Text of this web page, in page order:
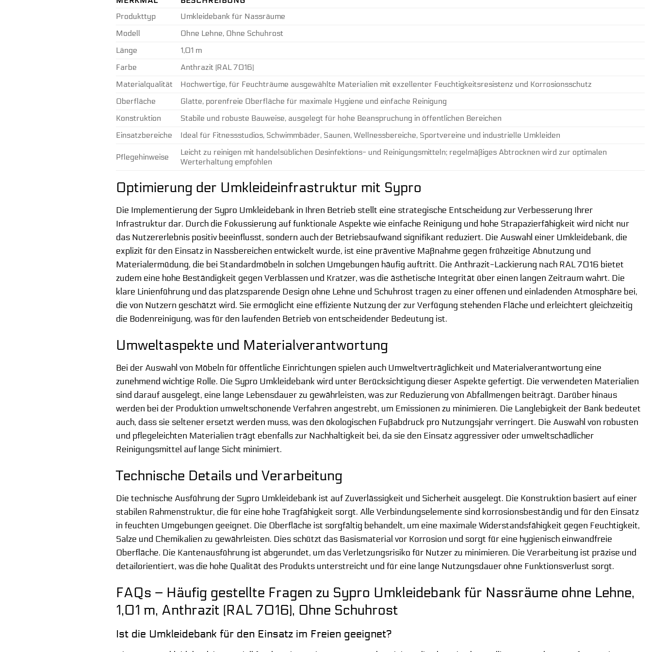
Produkttyp
Umkleidebank für Nassräume
Modell
Ohne Lehne, Ohne Schuhrost
Länge
1,01 m
Farbe
Anthrazit (RAL 7016)
Materialqualität
Hochwertige, für Feuchträume ausgewählte Materialien mit exzellenter Feuchtigkeitsresistenz und Korrosionsschutz
Oberfläche
Glatte, porenfreie Oberfläche für maximale Hygiene und einfache Reinigung
Konstruktion
Stabile und robuste Bauweise, ausgelegt für hohe Beanspruchung in öffentlichen Bereichen
Einsatzbereiche
Ideal für Fitnessstudios, Schwimmbäder, Saunen, Wellnessbereiche, Sportvereine und industrielle Umkleiden
Pflegehinweise
Leicht zu reinigen mit handelsüblichen Desinfektions- und Reinigungsmitteln; regelmäßiges Abtrocknen wird zur optimalen
Werterhaltung empfohlen
Optimierung der Umkleideinfrastruktur mit Sypro
Die Implementierung der Sypro Umkleidebank in Ihren Betrieb stellt eine strategische Entscheidung zur Verbesserung Ihrer
Infrastruktur dar. Durch die Fokussierung auf funktionale Aspekte wie einfache Reinigung und hohe Strapazierfähigkeit wird nicht nur
das Nutzererlebnis positiv beeinflusst, sondern auch der Betriebsaufwand signifikant reduziert. Die Auswahl einer Umkleidebank, die
explizit für den Einsatz in Nassbereichen entwickelt wurde, ist eine präventive Maßnahme gegen frühzeitige Abnutzung und
Materialermüdung, die bei Standardmöbeln in solchen Umgebungen häufig auftritt. Die Anthrazit-Lackierung nach RAL 7016 bietet
zudem eine hohe Beständigkeit gegen Verblassen und Kratzer, was die ästhetische Integrität über einen langen Zeitraum wahrt. Die
klare Linienführung und das platzsparende Design ohne Lehne und Schuhrost tragen zu einer offenen und einladenden Atmosphäre bei,
die von Nutzern geschätzt wird. Sie ermöglicht eine effiziente Nutzung der zur Verfügung stehenden Fläche und erleichtert gleichzeitig
die Bodenreinigung, was für den laufenden Betrieb von entscheidender Bedeutung ist.
Umweltaspekte und Materialverantwortung
Bei der Auswahl von Möbeln für öffentliche Einrichtungen spielen auch Umweltverträglichkeit und Materialverantwortung eine
zunehmend wichtige Rolle. Die Sypro Umkleidebank wird unter Berücksichtigung dieser Aspekte gefertigt. Die verwendeten Materialien
sind darauf ausgelegt, eine lange Lebensdauer zu gewährleisten, was zur Reduzierung von Abfallmengen beiträgt. Darüber hinaus
werden bei der Produktion umweltschonende Verfahren angestrebt, um Emissionen zu minimieren. Die Langlebigkeit der Bank bedeutet
auch, dass sie seltener ersetzt werden muss, was den ökologischen Fußabdruck pro Nutzungsjahr verringert. Die Auswahl von robusten
und pflegeleichten Materialien trägt ebenfalls zur Nachhaltigkeit bei, da sie den Einsatz aggressiver oder umweltschädlicher
Reinigungsmittel auf lange Sicht minimiert.
Technische Details und Verarbeitung
Die technische Ausführung der Sypro Umkleidebank ist auf Zuverlässigkeit und Sicherheit ausgelegt. Die Konstruktion basiert auf einer
stabilen Rahmenstruktur, die für eine hohe Tragfähigkeit sorgt. Alle Verbindungselemente sind korrosionsbeständig und für den Einsatz
in feuchten Umgebungen geeignet. Die Oberfläche ist sorgfältig behandelt, um eine maximale Widerstandsfähigkeit gegen Feuchtigkeit,
Salze und Chemikalien zu gewährleisten. Dies schützt das Basismaterial vor Korrosion und sorgt für eine hygienisch einwandfreie
Oberfläche. Die Kantenausführung ist abgerundet, um das Verletzungsrisiko für Nutzer zu minimieren. Die Verarbeitung ist präzise und
detailorientiert, was die hohe Qualität des Produkts unterstreicht und für eine lange Nutzungsdauer ohne Funktionsverlust sorgt.
FAQs – Häufig gestellte Fragen zu Sypro Umkleidebank für Nassräume ohne Lehne,
1,01 m, Anthrazit (RAL 7016), Ohne Schuhrost
Ist die Umkleidebank für den Einsatz im Freien geeignet?